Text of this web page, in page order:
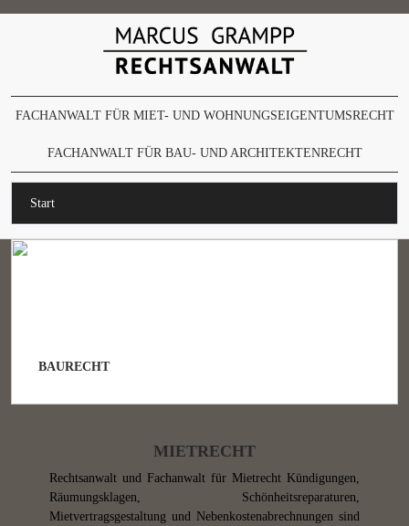
FACHANWALT FÜR MIET- UND WOHNUNGSEIGENTUMSRECHT
FACHANWALT FÜR BAU- UND ARCHITEKTENRECHT
Start
BAURECHT
MIETRECHT
Rechtsanwalt und Fachanwalt für Mietrecht Kündigungen,
Räumungsklagen, Schönheitsreparaturen,
Mietvertragsgestaltung und Nebenkostenabrechnungen sind